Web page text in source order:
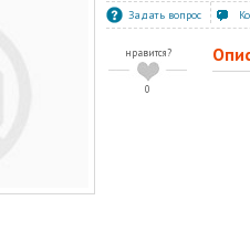
Задать вопрос
нравится?
0